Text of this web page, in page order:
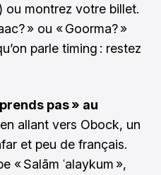
ou montrez votre billet.
» ou « Goorma? »
parle timing : restez
pas » au
allant vers Obock, un
et peu de français.
« Salām ʿalaykum »,